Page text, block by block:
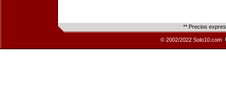
** Precios
© 2002/2022 Solo10.com